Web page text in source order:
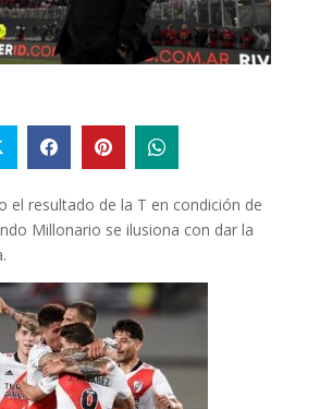
el resultado de la T en condición de
Millonario se ilusiona con dar la